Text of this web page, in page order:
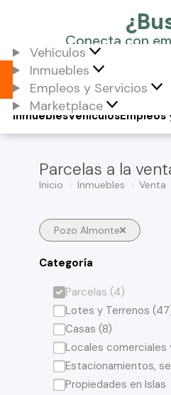
Vehículos
Inmuebles
Empleos y Servicios
Marketplace
Vehículos
Inmuebles Empleos
Parcelas a la
Inicio Inmuebles Venta
Pozo Almonte
Categoría
Parcelas (4)
Lotes y Terrenos
Casas (8)
Locales comerciales
Estacionamientos,
Propiedades en Islas